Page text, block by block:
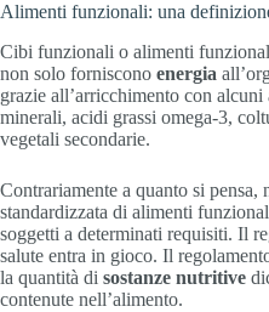
Alimenti funzionali: una
Cibi funzionali o alimenti
non solo forniscono energia
grazie all’arricchimento con
minerali, acidi grassi omega-3,
vegetali secondarie.
Contrariamente a quanto si pensa,
standardizzata di alimenti
soggetti a determinati requisiti. Il
salute entra in gioco. Il
la quantità di sostanze nutritive
contenute nell’alimento.